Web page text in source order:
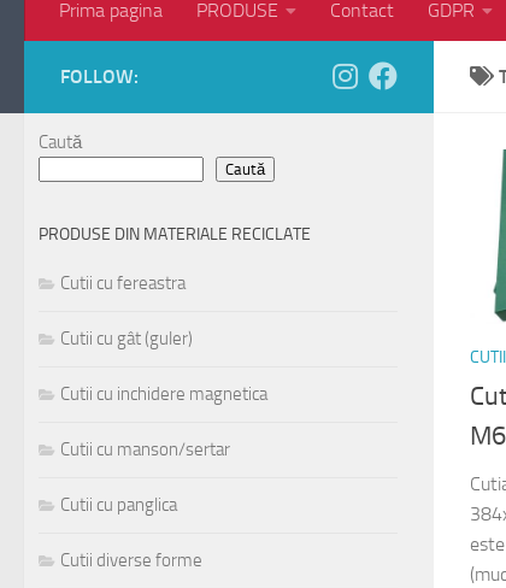
Prima pagina PRODUSE Contact GDPR
FOLLOW:
Caută
Caută
PRODUSE DIN MATERIALE RECICLATE
Cutii cu fereastra
Cutii cu gât (guler)
Cutii cu inchidere magnetica
Cutii cu manson/sertar
Cutii cu panglica
Cutii diverse forme